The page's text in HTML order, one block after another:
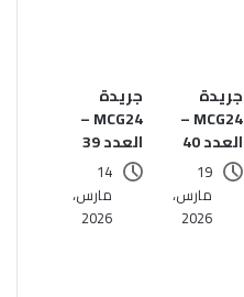
جريدة
MCG24 –
العدد 40
19
مارس،
2026
جريدة
MCG24 –
العدد 39
14
مارس،
2026